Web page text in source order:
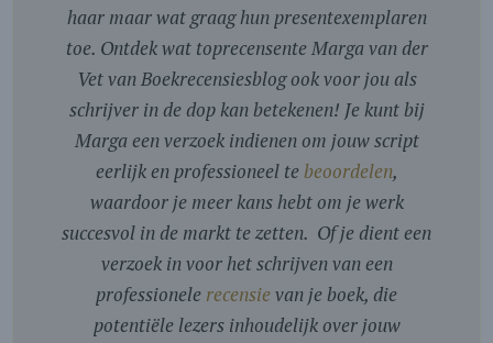
haar maar wat graag hun presentexemplaren
toe. Ontdek wat toprecensente Marga van der
Vet van Boekrecensiesblog ook voor jou als
schrijver in de dop kan betekenen! Je kunt bij
Marga een verzoek indienen om jouw script
eerlijk en professioneel te beoordelen,
waardoor je meer kans hebt om je werk
succesvol in de markt te zetten. Of je dient een
verzoek in voor het schrijven van een
professionele recensievan je boek, die
potentiële lezers inhoudelijk over jouw